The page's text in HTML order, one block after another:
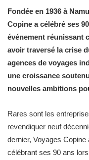
Fondée en 1936 à
Copine a célébré ses
événement réunissant
avoir traversé la crise
agences de voyages
une croissance
nouvelles ambitions
Rares sont les
revendiquer neuf
dernier, Voyages
célébrant ses 90 ans